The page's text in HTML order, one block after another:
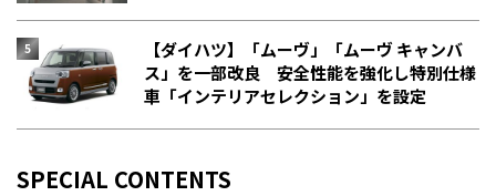
【ダイハツ】「ムーヴ」「ムーヴ キャンバ
ス」を一部改良 安全性能を強化し特別仕様
車「インテリアセレクション」を設定
SPECIAL CONTENTS